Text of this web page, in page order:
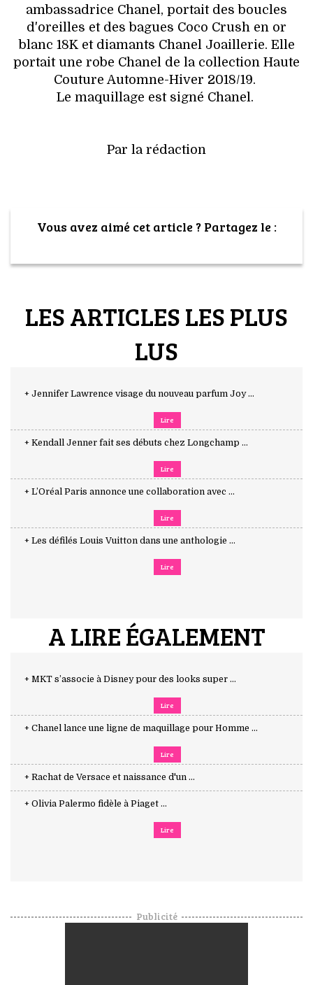
ambassadrice Chanel, portait des boucles
d'oreilles et des bagues Coco Crush en or
blanc 18K et diamants Chanel Joaillerie. Elle
portait une robe Chanel de la collection Haute
Couture Automne-Hiver 2018/19.
Le maquillage est signé Chanel.
Par la rédaction
Vous avez aimé cet article ? Partagez le :
LES ARTICLES LES PLUS
LUS
+ Jennifer Lawrence visage du nouveau parfum Joy ...
Lire
+ Kendall Jenner fait ses débuts chez Longchamp ...
Lire
+ L’Oréal Paris annonce une collaboration avec ...
Lire
+ Les défilés Louis Vuitton dans une anthologie ...
Lire
A LIRE ÉGALEMENT
+ MKT s’associe à Disney pour des looks super ...
Lire
+ Chanel lance une ligne de maquillage pour Homme ...
Lire
+ Rachat de Versace et naissance d'un ...
+ Olivia Palermo fidèle à Piaget ...
Lire
Publicité